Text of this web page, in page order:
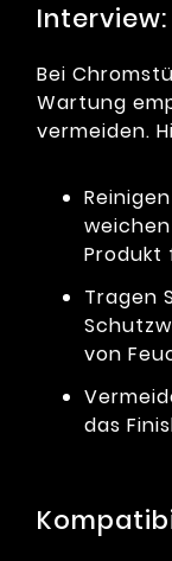
Interview:
Bei
Wartung
vermeiden.
Produkt
Tragen
von
das